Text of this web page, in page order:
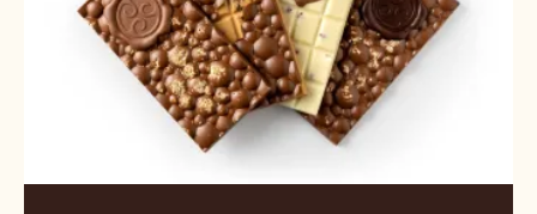
Kurzy pod vedením šéfcukrářů pro zdokonalení chutí
a technik. Začněte ještě dnes.
United Kingdom, Banbury